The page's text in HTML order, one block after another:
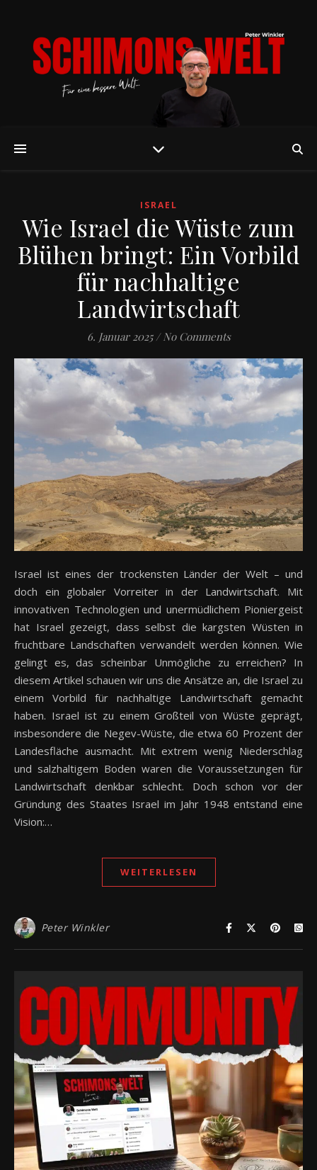
ISRAEL
Wie Israel die Wüste zum
Blühen bringt: Ein Vorbild
für nachhaltige
Landwirtschaft
6. Januar 2025 / No Comments
Israel ist eines der trockensten Länder der Welt – und
doch ein globaler Vorreiter in der Landwirtschaft. Mit
innovativen Technologien und unermüdlichem Pioniergeist
hat Israel gezeigt, dass selbst die kargsten Wüsten in
fruchtbare Landschaften verwandelt werden können. Wie
gelingt es, das scheinbar Unmögliche zu erreichen? In
diesem Artikel schauen wir uns die Ansätze an, die Israel zu
einem Vorbild für nachhaltige Landwirtschaft gemacht
haben. Israel ist zu einem Großteil von Wüste geprägt,
insbesondere die Negev-Wüste, die etwa 60 Prozent der
Landesfläche ausmacht. Mit extrem wenig Niederschlag
und salzhaltigem Boden waren die Voraussetzungen für
Landwirtschaft denkbar schlecht. Doch schon vor der
Gründung des Staates Israel im Jahr 1948 entstand eine
Vision:…
WEITERLESEN
Peter Winkler